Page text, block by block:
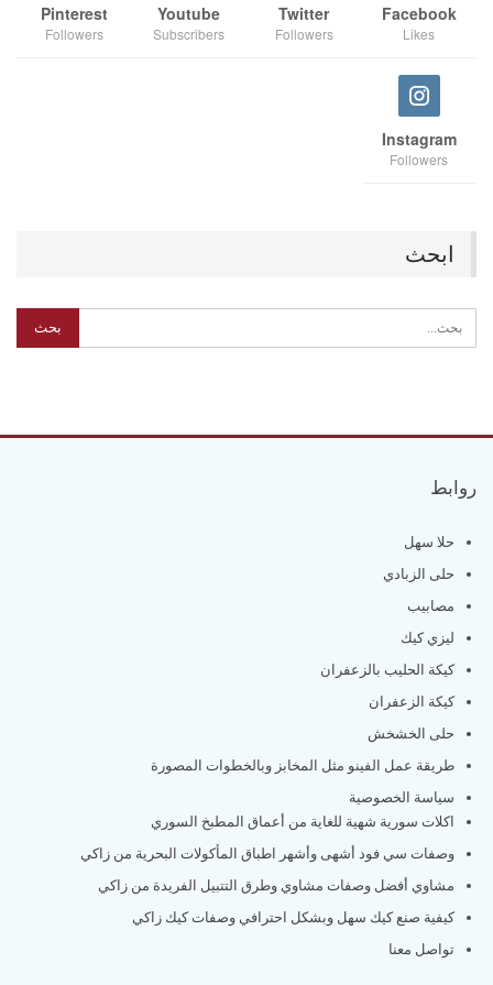
Facebook
Likes
Twitter
Followers
Youtube
Subscribers
Pinterest
Followers
Instagram
Followers
ابحث
روابط
حلا سهل
حلى الزبادي
مصابيب
ليزي كيك
كيكة الحليب بالزعفران
كيكة الزعفران
حلى الخشخش
طريقة عمل الفينو مثل المخابز وبالخطوات المصورة
سياسة الخصوصية
اكلات سورية شهية للغاية من أعماق المطبخ السوري
وصفات سي فود أشهى وأشهر اطباق المأكولات البحرية من زاكي
مشاوي أفضل وصفات مشاوي وطرق التتبيل الفريدة من زاكي
كيفية صنع كيك سهل وبشكل احترافي وصفات كيك زاكي
تواصل معنا